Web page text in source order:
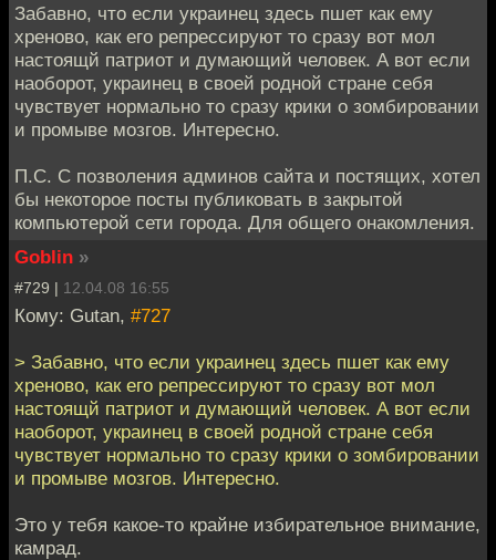
Забавно, что если украинец здесь пшет как ему
хреново, как его репрессируют то сразу вот мол
настоящй патриот и думающий человек. А вот если
наоборот, украинец в своей родной стране себя
чувствует нормально то сразу крики о зомбировании
и промыве мозгов. Интересно.
П.С. С позволения админов сайта и постящих, хотел
бы некоторое посты публиковать в закрытой
компьютерой сети города. Для общего онакомления.
Goblin »
#729 | 12.04.08 16:55
Кому: Gutan, #727
> Забавно, что если украинец здесь пшет как ему
хреново, как его репрессируют то сразу вот мол
настоящй патриот и думающий человек. А вот если
наоборот, украинец в своей родной стране себя
чувствует нормально то сразу крики о зомбировании
и промыве мозгов. Интересно.
Это у тебя какое-то крайне избирательное внимание,
камрад.